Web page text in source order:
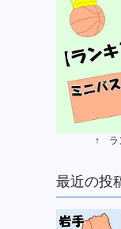
↑ ラ
最近の投